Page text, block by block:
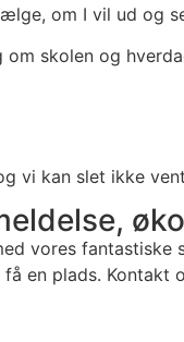
om I vil ud og
skolen og
vi kan slet ikke
vores
en plads. Kontakt